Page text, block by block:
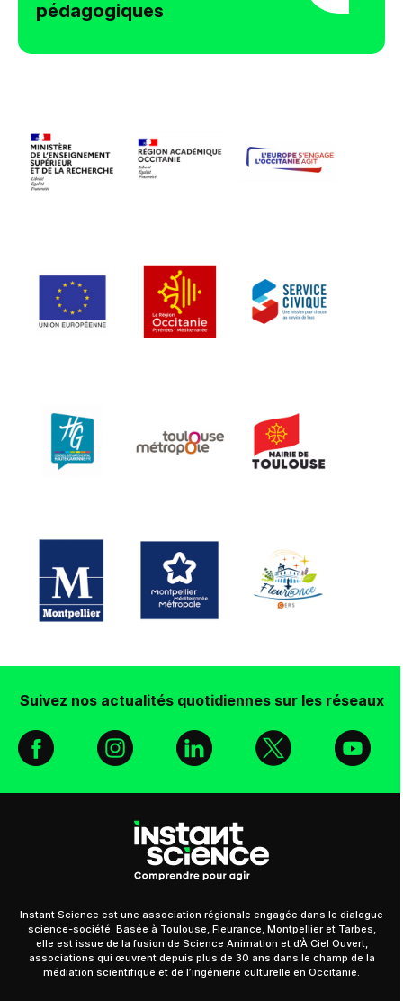
pédagogiques
Suivez nos actualités quotidiennes sur les réseaux
Facebook
Instagram
Linkedin
X
Instant Science est une association régionale engagée dans le dialogue
science-société. Basée à Toulouse, Fleurance, Montpellier et Tarbes,
elle est issue de la fusion de Science Animation et d’À Ciel Ouvert,
associations qui œuvrent depuis plus de 30 ans dans le champ de la
médiation scientifique et de l’ingénierie culturelle en Occitanie.